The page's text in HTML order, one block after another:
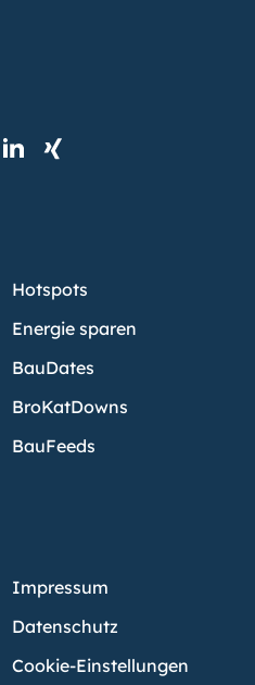
Hotspots
Energie sparen
BauDates
BroKatDowns
BauFeeds
Impressum
Datenschutz
Cookie-Einstellungen